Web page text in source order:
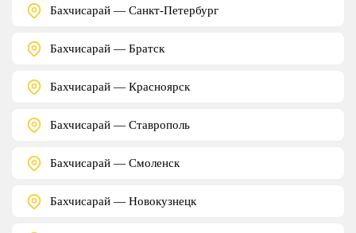
Бахчисарай — Санкт-Петербург
Бахчисарай — Братск
Бахчисарай — Красноярск
Бахчисарай — Ставрополь
Бахчисарай — Смоленск
Бахчисарай — Новокузнецк